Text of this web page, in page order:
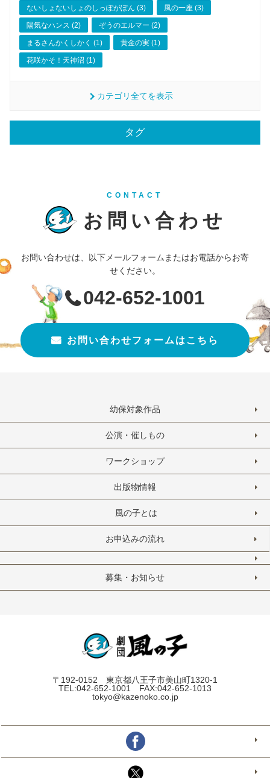
ないしょないしょのしっぽがぽん (3) 風の一座 (3)
陽気なハンス (2) ぞうのエルマー (2)
まるさんかくしかく (1) 黄金の実 (1)
花咲かそ！天神沼 (1)
カテゴリ全てを表示
タグ
CONTACT
お問い合わせ
お問い合わせは、以下メールフォームまたはお電話からお寄
せください。
042-652-1001
お問い合わせフォームはこちら
幼保対象作品
公演・催しもの
ワークショップ
出版物情報
風の子とは
お申込みの流れ
募集・お知らせ
〒192-0152 東京都八王子市美山町1320-1
TEL:042-652-1001 FAX:042-652-1013
tokyo@kazenoko.co.jp